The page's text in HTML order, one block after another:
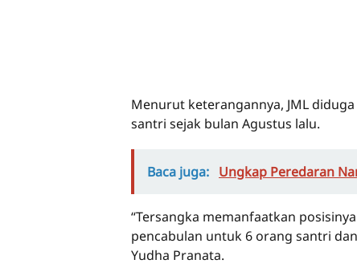
Menurut keterangannya, JML
santri sejak bulan Agustus lalu.
Baca juga: Ungkap Peredaran
“Tersangka memanfaatkan
pencabulan untuk 6 orang santri
Yudha Pranata.